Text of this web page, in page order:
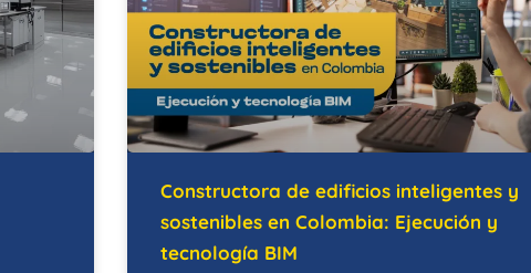
Constructora de edificios inteligentes y
sostenibles en Colombia: Ejecución y
tecnología BIM